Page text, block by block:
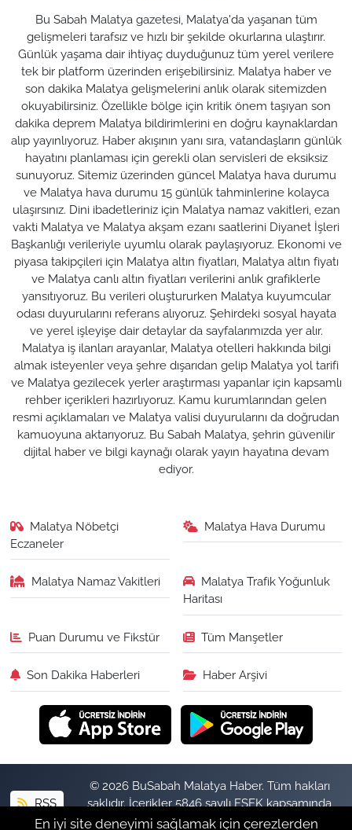
Bu Sabah Malatya gazetesi, Malatya'da yaşanan tüm
gelişmeleri tarafsız ve hızlı bir şekilde okurlarına ulaştırır.
Günlük yaşama dair ihtiyaç duyduğunuz tüm yerel verilere
tek bir platform üzerinden erişebilirsiniz. Malatya haber ve
son dakika Malatya gelişmelerini anlık olarak sitemizden
okuyabilirsiniz. Özellikle bölge için kritik önem taşıyan son
dakika deprem Malatya bildirimlerini en doğru kaynaklardan
alıp yayınlıyoruz. Haber akışının yanı sıra, vatandaşların günlük
hayatını planlaması için gerekli olan servisleri de eksiksiz
sunuyoruz. Sitemiz üzerinden güncel Malatya hava durumu
ve Malatya hava durumu 15 günlük tahminlerine kolayca
ulaşırsınız. Dini ibadetleriniz için Malatya namaz vakitleri, ezan
vakti Malatya ve Malatya akşam ezanı saatlerini Diyanet İşleri
Başkanlığı verileriyle uyumlu olarak paylaşıyoruz. Ekonomi ve
piyasa takipçileri için Malatya altın fiyatları, Malatya altın fiyatı
ve Malatya canlı altın fiyatları verilerini anlık grafiklerle
yansıtıyoruz. Bu verileri oluştururken Malatya kuyumcular
odası duyurularını referans alıyoruz. Şehirdeki sosyal hayata
ve yerel işleyişe dair detaylar da sayfalarımızda yer alır.
Malatya iş ilanları arayanlar, Malatya otelleri hakkında bilgi
almak isteyenler veya şehre dışarıdan gelip Malatya yol tarifi
ve Malatya gezilecek yerler araştırması yapanlar için kapsamlı
rehber içerikleri hazırlıyoruz. Kamu kurumlarından gelen
resmi açıklamaları ve Malatya valisi duyurularını da doğrudan
kamuoyuna aktarıyoruz. Bu Sabah Malatya, şehrin güvenilir
dijital haber ve bilgi kaynağı olarak yayın hayatına devam
ediyor.
Malatya Nöbetçi
Eczaneler
Malatya Hava Durumu
Malatya Namaz Vakitleri
Malatya Trafik Yoğunluk
Haritası
Puan Durumu ve Fikstür Tüm Manşetler
Son Dakika Haberleri Haber Arşivi
RSS
© 2026 BuSabah Malatya Haber. Tüm hakları
saklıdır. İçerikler 5846 sayılı FSEK kapsamında
izinsiz kopyalanamaz.
En iyi site deneyimi sağlamak için çerezlerden